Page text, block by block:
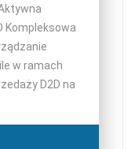
Kompleksowa
w ramach
D2D na